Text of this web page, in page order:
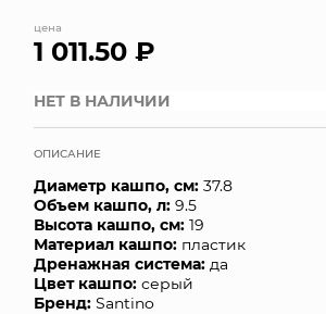
ОПТОВЫМ КЛИЕНТАМ
ДОСТАВКА И ОПЛАТА
цена
1 011.50 ₽
НЕТ В НАЛИЧИИ
ОПИСАНИЕ
Диаметр кашпо, см: 37.8
Объем кашпо, л: 9.5
Высота кашпо, см: 19
Материал кашпо: пластик
Дренажная система: да
Цвет кашпо: серый
Бренд: Santino